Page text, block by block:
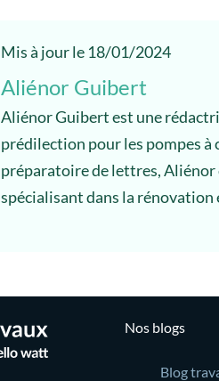
Mis à jour le 18/01/2024
Aliénor Guibert
Aliénor Guibert est une
prédilection pour les pompes à
préparatoire de lettres,
spécialisant dans la rénovation
Nos blogs
Blog